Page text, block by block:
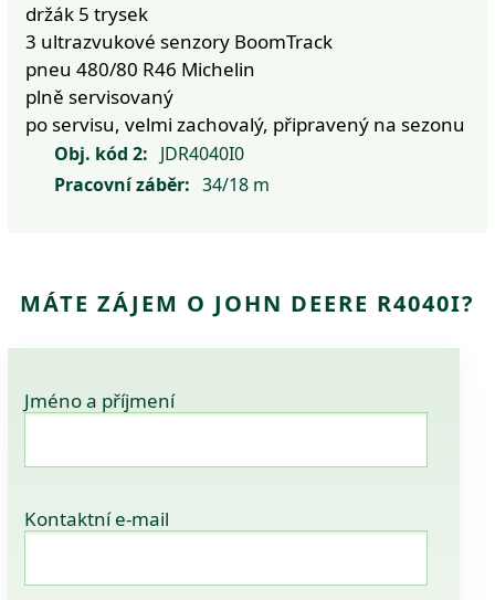
držák 5 trysek
3 ultrazvukové senzory BoomTrack
pneu 480/80 R46 Michelin
plně servisovaný
po servisu, velmi zachovalý, připravený na sezonu
Obj. kód 2: JDR4040I0
Pracovní záběr: 34/18 m
MÁTE ZÁJEM O JOHN DEERE R4040I?
Jméno a příjmení
Kontaktní e-mail